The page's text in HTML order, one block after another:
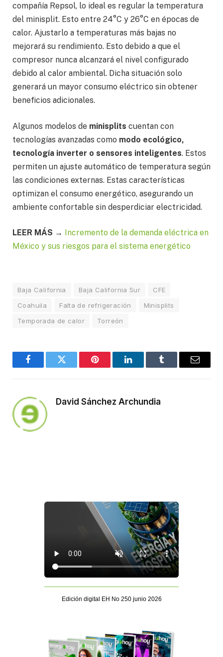
compañía Repsol, lo ideal es regular la temperatura
del minisplit. Esto entre 24°C y 26°C en épocas de
calor. Ajustarlo a temperaturas más bajas no
mejorará su rendimiento. Esto debido a que el
compresor nunca alcanzará el nivel configurado
debido al calor ambiental. Dicha situación solo
generará un mayor consumo eléctrico sin obtener
beneficios adicionales.
Algunos modelos de minisplits cuentan con
tecnologías avanzadas como modo ecológico,
tecnología inverter o sensores inteligentes. Estos
permiten un ajuste automático de temperatura según
las condiciones externas. Estas características
optimizan el consumo energético, asegurando un
ambiente confortable sin desperdiciar electricidad.
LEER MÁS →
Incremento de la demanda eléctrica en
México y sus riesgos para el sistema energético
Baja California Baja California Sur
CFE
Coahuila
Falta de refrigeración
Minisplits
Temporada de calor
Torreón
FacebookTwitter Pinterest LinkedInTumblr Email
David Sánchez Archundia
Edición digital EH No 250 junio 2026